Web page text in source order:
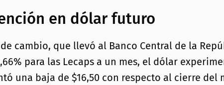
en dólar futuro
cambio, que llevó al Banco Central de la
para las Lecaps a un mes, el dólar
una baja de $16,50 con respecto al cierre del